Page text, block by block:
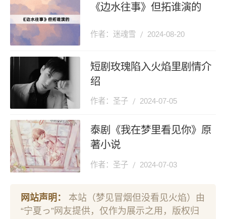
《边水往事》但拓谁演的
作者：迷魂雪 2024-08-20
短剧玫瑰陷入火焰里剧情介
绍
作者：圣子 2024-07-05
泰剧《我在梦里看见你》原
著小说
作者：圣子 2024-07-03
网站声明：
本站（梦见冒烟但没看见火焰）由
“宁夏っ”网友提供，仅作为展示之用，版权归